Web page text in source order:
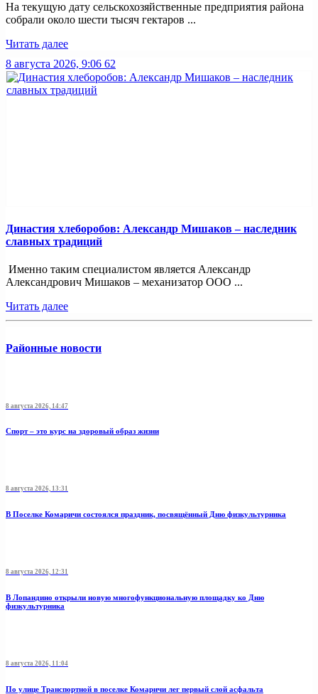
На текущую дату сельскохозяйственные предприятия района
собрали около шести тысяч гектаров ...
Читать далее
8 августа 2026, 9:06 62
Династия хлеборобов: Александр Мишаков – наследник
славных традиций
Именно таким специалистом является Александр
Александрович Мишаков – механизатор ООО ...
Читать далее
Районные новости
8 августа 2026, 14:47
Спорт – это курс на здоровый образ жизни
8 августа 2026, 13:31
В Поселке Комаричи состоялся праздник, посвящённый Дню физкультурника
8 августа 2026, 12:31
В Лопандино открыли новую многофункциональную площадку ко Дню
физкультурника
8 августа 2026, 11:04
По улице Транспортной в поселке Комаричи лег первый слой асфальта